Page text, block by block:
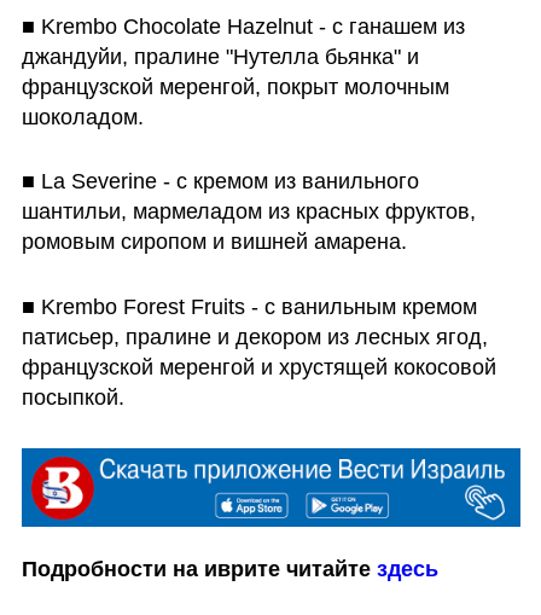
■ Krembo Chocolate Hazelnut - с ганашем из
джандуйи, пралине "Нутелла бьянка" и
французской меренгой, покрыт молочным
шоколадом.
■ La Severine - с кремом из ванильного
шантильи, мармеладом из красных фруктов,
ромовым сиропом и вишней амарена.
■ Krembo Forest Fruits - с ванильным кремом
патисьер, пралине и декором из лесных ягод,
французской меренгой и хрустящей кокосовой
посыпкой.
Подробности на иврите читайте здесь